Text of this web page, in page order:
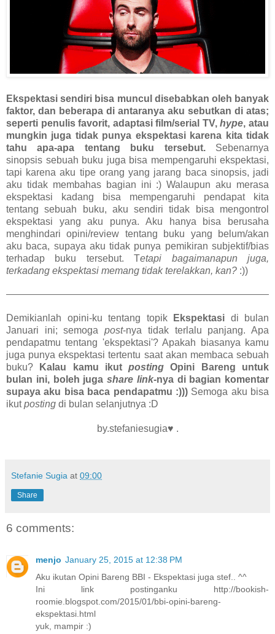
Ekspektasi sendiri bisa muncul disebabkan oleh banyak
faktor, dan beberapa di antaranya aku sebutkan di atas;
seperti penulis favorit, adaptasi film/serial TV,hype, atau
mungkin juga tidak punya ekspektasi karena kita tidak
tahu apa-apa tentang buku tersebut. Sebenarnya
sinopsis sebuah buku juga bisa mempengaruhi ekspektasi,
tapi karena aku tipe orang yang jarang baca sinopsis, jadi
aku tidak membahas bagian ini :) Walaupun aku merasa
ekspektasi kadang bisa mempengaruhi pendapat kita
tentang sebuah buku, aku sendiri tidak bisa mengontrol
ekspektasi yang aku punya. Aku hanya bisa berusaha
menghindari opini/review tentang buku yang belum/akan
aku baca, supaya aku tidak punya pemikiran subjektif/bias
terhadap buku tersebut. Tetapi bagaimanapun juga,
terkadang ekspektasi memang tidak terelakkan, kan? :))
Demikianlah opini-ku tentang topik Ekspektasi di bulan
Januari ini; semogapost-nya tidak terlalu panjang. Apa
pendapatmu tentang 'ekspektasi'? Apakah biasanya kamu
juga punya ekspektasi tertentu saat akan membaca sebuah
buku?
Kalau kamu ikutposting Opini Bareng untuk
bulan ini, boleh juga share link-nya di bagian komentar
supaya aku bisa baca pendapatmu :)))Semoga aku bisa
ikutposting di bulan selanjutnya :D
by.stefaniesugia♥ .
Stefanie Sugia at 09:00
Share
6 comments:
menjo January 25, 2015 at 12:38 PM
Aku ikutan Opini Bareng BBI - Ekspektasi juga stef.. ^^
Ini link postinganku http://bookish-
roomie.blogspot.com/2015/01/bbi-opini-bareng-
ekspektasi.html
yuk, mampir :)